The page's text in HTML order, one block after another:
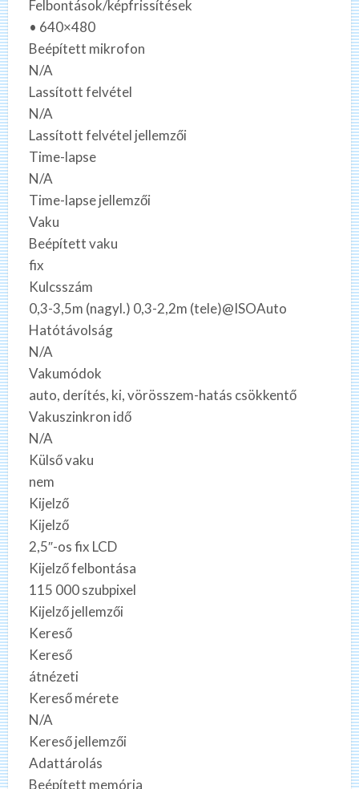
Felbontások/képfrissítések
• 640×480
Beépített mikrofon
N/A
Lassított felvétel
N/A
Lassított felvétel jellemzői
Time-lapse
N/A
Time-lapse jellemzői
Vaku
Beépített vaku
fix
Kulcsszám
0,3-3,5m (nagyl.) 0,3-2,2m (tele)@ISOAuto
Hatótávolság
N/A
Vakumódok
auto, derítés, ki, vörösszem-hatás csökkentő
Vakuszinkron idő
N/A
Külső vaku
nem
Kijelző
Kijelző
2,5″-os fix LCD
Kijelző felbontása
115 000 szubpixel
Kijelző jellemzői
Kereső
Kereső
átnézeti
Kereső mérete
N/A
Kereső jellemzői
Adattárolás
Beépített memória